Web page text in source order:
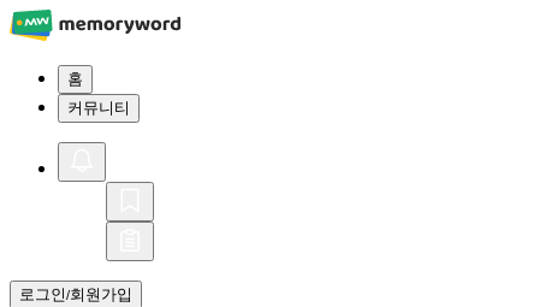
홈
커뮤니티
로그인/회원가입